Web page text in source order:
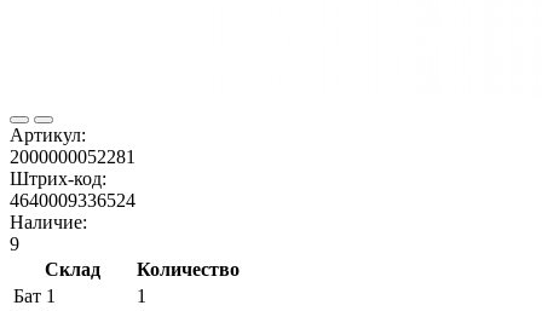
Артикул:
2000000052281
Штрих-код:
4640009336524
Наличие:
9
Склад
Количество
Бат 1
1